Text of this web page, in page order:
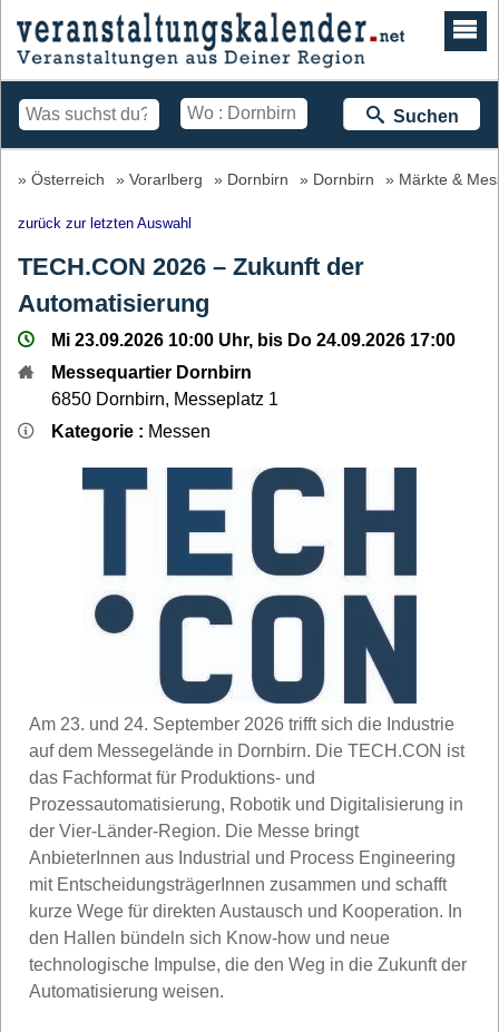
Suchen
Österreich Vorarlberg Dornbirn Dornbirn Märkte &
zurück zur letzten Auswahl
TECH.CON 2026 – Zukunft der
Automatisierung
Mi 23.09.2026 10:00 Uhr, bis Do 24.09.2026 17:00
Messequartier Dornbirn
6850 Dornbirn, Messeplatz 1
Kategorie : Messen
Am 23. und 24. September 2026 trifft sich die Industrie
auf dem Messegelände in Dornbirn. Die TECH.CON ist
das Fachformat für Produktions- und
Prozessautomatisierung, Robotik und Digitalisierung in
der Vier-Länder-Region. Die Messe bringt
AnbieterInnen aus Industrial und Process Engineering
mit EntscheidungsträgerInnen zusammen und schafft
kurze Wege für direkten Austausch und Kooperation. In
den Hallen bündeln sich Know-how und neue
technologische Impulse, die den Weg in die Zukunft der
Automatisierung weisen.